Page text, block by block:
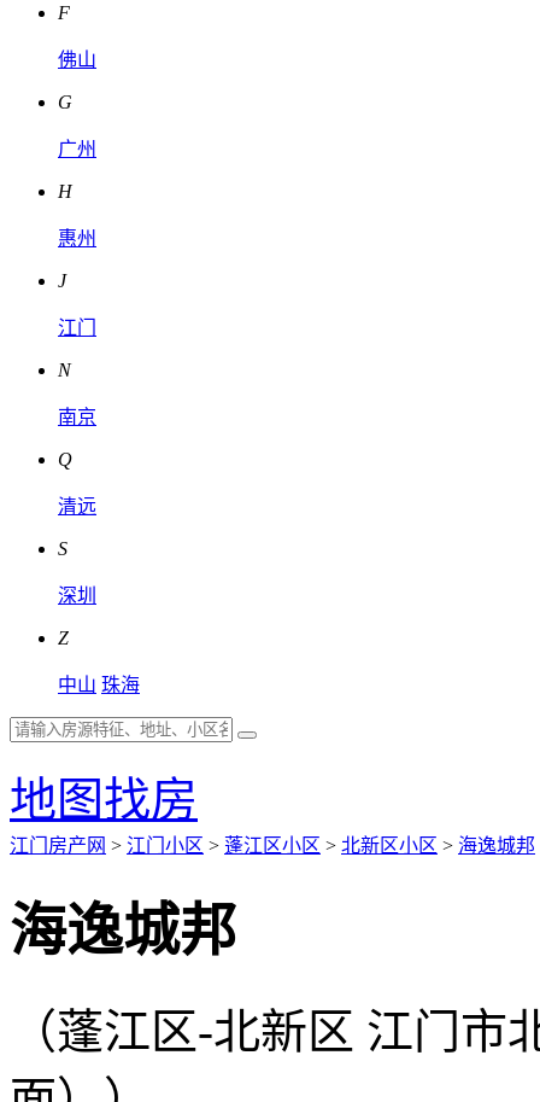
F
佛山
G
广州
H
惠州
J
江门
N
南京
Q
清远
S
深圳
Z
中山 珠海
地图找房
江门房产网 > 江门小区 > 蓬江区小区 > 北新区小区 > 海逸城邦
海逸城邦
（蓬江区-北新区 江门